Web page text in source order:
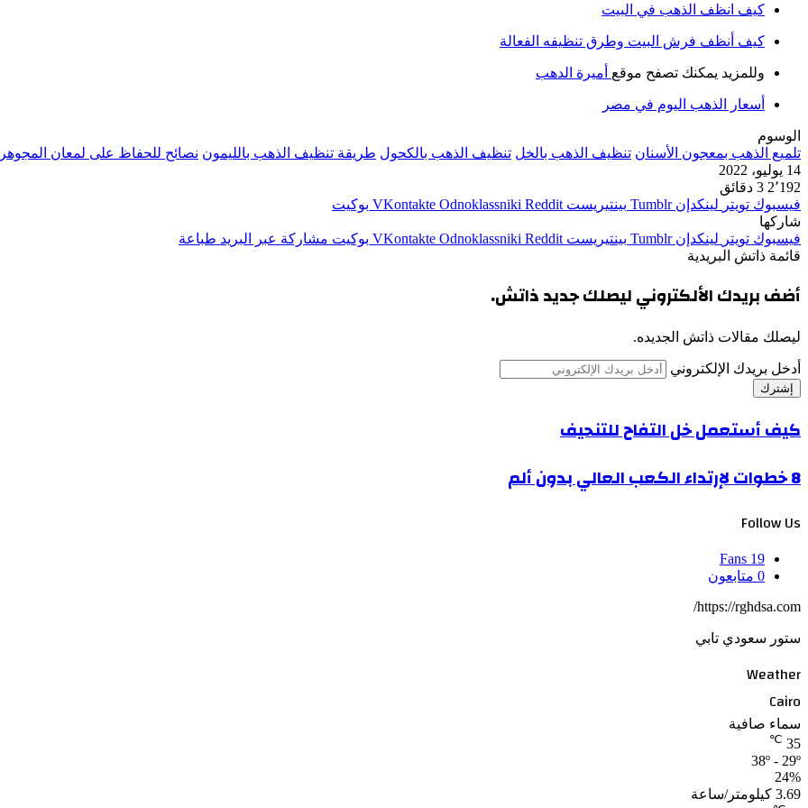
كيف انظف الذهب في البيت
كيف أنظف فرش البيت وطرق تنظيفه الفعالة
وللمزيد يمكنك تصفح موقع أميرة الدهب
أسعار الذهب اليوم في مصر
الوسوم
تلميع الذهب بمعجون الأسنان تنظيف الذهب بالخل تنظيف الذهب بالكحول طريقة تنظيف الذهب بالليمون نصائح للحفاظ على لمعان
14 يوليو، 2022
2٬192 3 دقائق
فيسبوك تويتر لينكدإن بينتيريست Odnoklassniki
بوكيت
شاركها
فيسبوك تويتر لينكدإن بينتيريست Odnoklassniki بوكيت مشاركة عبر البريد طباعة
قائمة ذاتش البريدية
أضف بريدك الألكتروني ليصلك جديد ذاتش.
ليصلك مقالات ذاتش الجديده.
أدخل بريدك الإلكتروني
كيف أستعمل خل التفاح للتنحيف
8 خطوات لإرتداء الكعب العالي بدون ألم
Follow Us
19
Fans
0 متابعون
https://rghdsa.com/
ستور سعودي تابي
Weather
Cairo
سماء صافية
35
℃
38º - 29º
24%
3.69 كيلومتر/ساعة